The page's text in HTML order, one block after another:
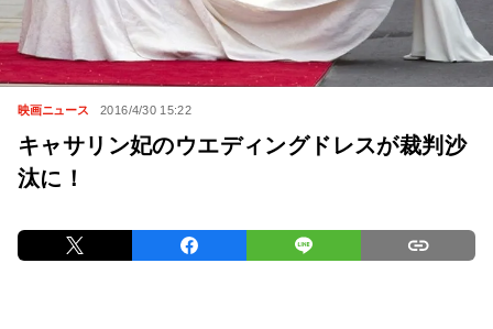
映画ニュース 2016/4/30 15:22
キャサリン妃のウエディングドレスが裁判沙
汰に！